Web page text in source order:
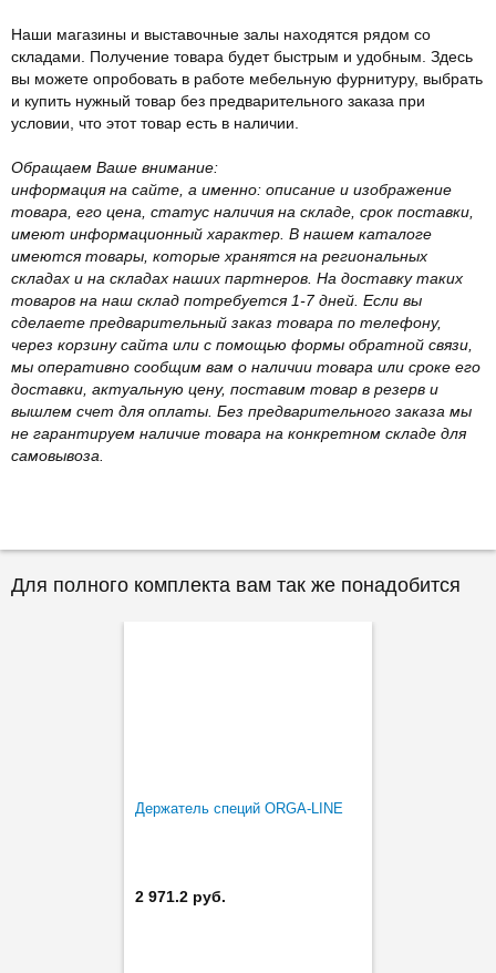
Наши магазины и выставочные залы находятся рядом со
складами. Получение товара будет быстрым и удобным. Здесь
вы можете опробовать в работе мебельную фурнитуру, выбрать
и купить нужный товар без предварительного заказа при
условии, что этот товар есть в наличии.
Обращаем Ваше внимание:
информация на сайте, а именно: описание и изображение
товара, его цена, статус наличия на складе, срок поставки,
имеют информационный характер. В нашем каталоге
имеются товары, которые хранятся на региональных
складах и на складах наших партнеров. На доставку таких
товаров на наш склад потребуется 1-7 дней. Если вы
сделаете предварительный заказ товара по телефону,
через корзину сайта или с помощью формы обратной связи,
мы оперативно сообщим вам о наличии товара или сроке его
доставки, актуальную цену, поставим товар в резерв и
вышлем счет для оплаты. Без предварительного заказа мы
не гарантируем наличие товара на конкретном складе для
самовывоза.
Для полного комплекта вам так же понадобится
Держатель специй ORGA-LINE
2 971.2 руб.